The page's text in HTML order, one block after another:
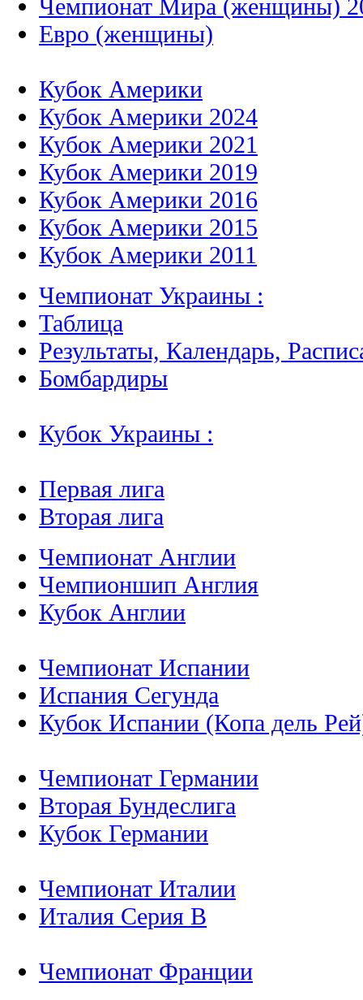
Чемпионат Мира (женщины)
Евро (женщины)
Кубок Америки
Кубок Америки 2024
Кубок Америки 2021
Кубок Америки 2019
Кубок Америки 2016
Кубок Америки 2015
Кубок Америки 2011
Чемпионат Украины :
Таблица
Результаты, Календарь,
Бомбардиры
Кубок Украины :
Первая лига
Вторая лига
Чемпионат Англии
Чемпионшип Англия
Кубок Англии
Чемпионат Испании
Испания Сегунда
Кубок Испании (Копа дель
Чемпионат Германии
Вторая Бундеслига
Кубок Германии
Чемпионат Италии
Италия Серия B
Чемпионат Франции